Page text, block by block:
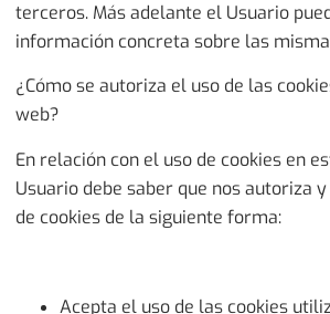
terceros. Más adelante el Usuario
información concreta sobre las
¿Cómo se autoriza el uso de las
web?
En relación con el uso de cookies en
Usuario debe saber que nos autoriza
de cookies de la siguiente forma:
Acepta el uso de las cookies